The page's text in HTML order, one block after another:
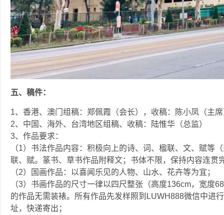
五、稿件：
1、香港、澳门组稿：郑佩霞（会长），收稿：陈小凤（主
2、中国、海外、台湾地区组稿、收稿：陆惟华（总监）
3、作品要求：
（1）书法作品内容：积极向上的诗、词、楹联、文、赋等
联、赋。篆书、草书作品附释文；书体不限，保持内容连贯
（2）国画作品：以喜闻乐见的人物、山水、花卉等为宜；
（3）书画作品的尺寸一律以四尺整张（高度136cm，宽度
的作品无需装裱。所有作品先发样照到LUWH888微信中进
址，快递寄出；